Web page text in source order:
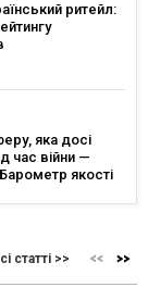
ритейл:
яка досі
час війни —
якості
статті >>